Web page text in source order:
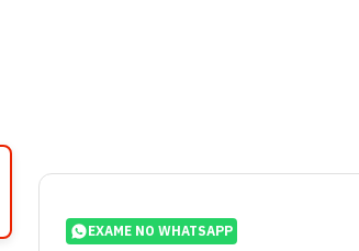
EXAME NO WHATSAPP